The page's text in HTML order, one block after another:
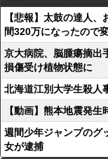
【悲報】太鼓の達人
間320万になったので
京大病院、脳腫瘍摘
損傷受け植物状態に
北海道江別大学生殺人
【動画】熊本地震発
週間少年ジャンプのグ
女が逮捕